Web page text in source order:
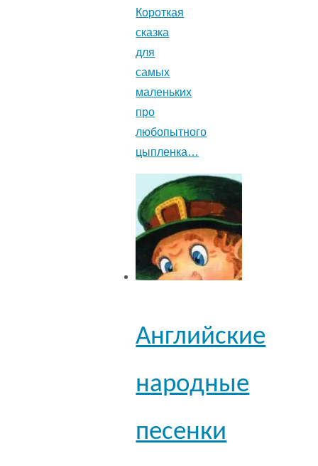
Короткая
сказка
для
самых
маленьких
про
любопытного
цыпленка…
Английские
народные
песенки